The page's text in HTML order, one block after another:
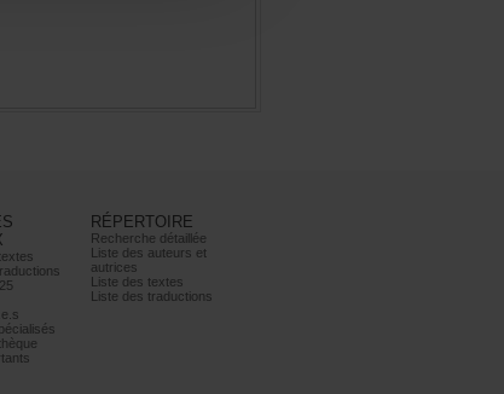
RÉPERTOIRE
Recherchedétaillée
Listedesauteurset
autrices
Listedestextes
Listedestraductions